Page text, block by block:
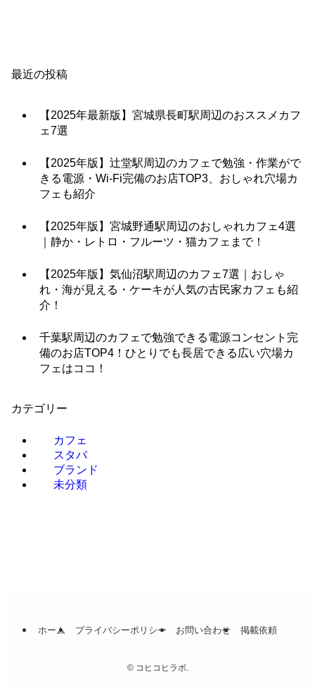
最近の投稿
【2025年最新版】宮城県長町駅周辺のおススメカフ
ェ7選
【2025年版】辻堂駅周辺のカフェで勉強・作業がで
きる電源・Wi-Fi完備のお店TOP3、おしゃれ穴場カ
フェも紹介
【2025年版】宮城野通駅周辺のおしゃれカフェ4選
｜静か・レトロ・フルーツ・猫カフェまで！
【2025年版】気仙沼駅周辺のカフェ7選｜おしゃ
れ・海が見える・ケーキが人気の古民家カフェも紹
介！
千葉駅周辺のカフェで勉強できる電源コンセント完
備のお店TOP4！ひとりでも長居できる広い穴場カ
フェはココ！
カテゴリー
カフェ
スタバ
ブランド
未分類
ホーム プライバシーポリシー お問い合わせ 掲載依頼
©コヒコヒラボ.